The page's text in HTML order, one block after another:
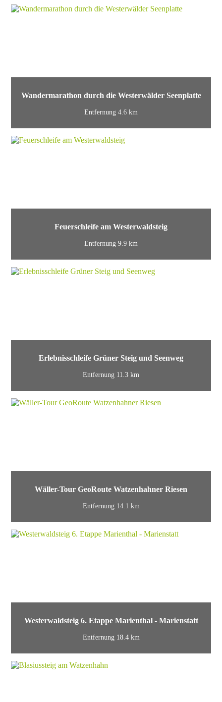
Wandermarathon durch die Westerwälder Seenplatte
Entfernung 4.6 km
Feuerschleife am Westerwaldsteig
Entfernung 9.9 km
Erlebnisschleife Grüner Steig und Seenweg
Entfernung 11.3 km
Wäller-Tour GeoRoute Watzenhahner Riesen
Entfernung 14.1 km
Westerwaldsteig 6. Etappe Marienthal - Marienstatt
Entfernung 18.4 km